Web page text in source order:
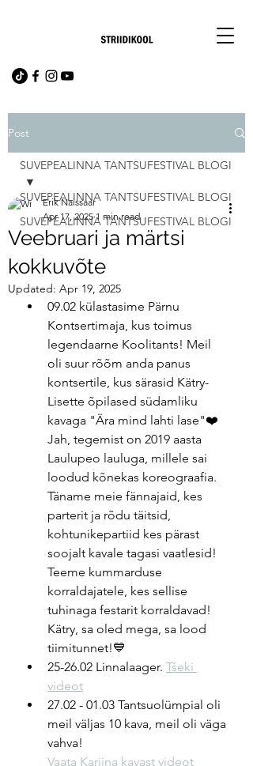
Post
SUVEPEALINNA TANTSUFESTIVAL BLOGI
SUVEPEALINNA TANTSUFESTIVAL BLOGI
SUVEPEALINNA TANTSUFESTIVAL BLOGI
Veebruari ja märtsi
kokkuvõte
Erik Naissaar
Apr 17, 2025 1 min read
Updated: Apr 19, 2025
09.02 külastasime Pärnu
Kontsertimaja, kus toimus
legendaarne Koolitants! Meil
oli suur rõõm anda panus
kontsertile, kus särasid Kätry-
Lisette õpilased südamliku
kavaga "Ära mind lahti lase"❤️
Jah, tegemist on 2019 aasta
Laulupeo lauluga, millele sai
loodud kõnekas koreograafia.
Täname meie fännajaid, kes
parterit ja rõdu täitsid,
kohtunikepartiid kes pärast
soojalt kavale tagasi vaatlesid!
Teeme kummarduse
korraldajatele, kes sellise
tuhinaga festarit korraldavad!
Kätry, sa oled mega, sa lood
tiimitunnet!💙
25-26.02 Linnalaager. Tšeki
videot
27.02 - 01.03 Tantsuolümpial oli
meil väljas 10 kava, meil oli väga
vahva!
Vaata Kariina kavast videot